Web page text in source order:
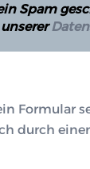
Spam
Formular
durch